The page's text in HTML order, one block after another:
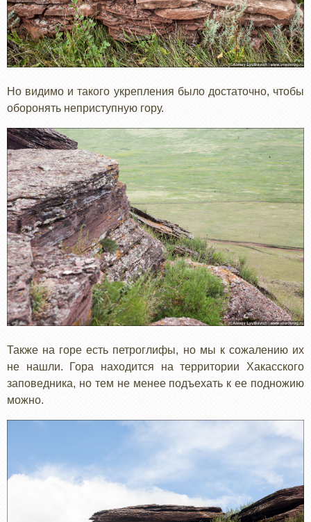
Но видимо и такого укрепления было достаточно, чтобы
оборонять неприступную гору.
Также на горе есть петроглифы, но мы к сожалению их
не нашли. Гора находится на территории Хакасского
заповедника, но тем не менее подъехать к ее подножию
можно.